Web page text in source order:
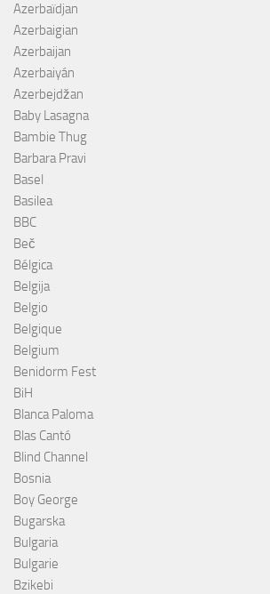
Azerbaïdjan
Azerbaigian
Azerbaijan
Azerbaiyán
Azerbejdžan
Baby Lasagna
Bambie Thug
Barbara Pravi
Basel
Basilea
BBC
Beč
Bélgica
Belgija
Belgio
Belgique
Belgium
Benidorm Fest
BiH
Blanca Paloma
Blas Cantó
Blind Channel
Bosnia
Boy George
Bugarska
Bulgaria
Bulgarie
Bzikebi